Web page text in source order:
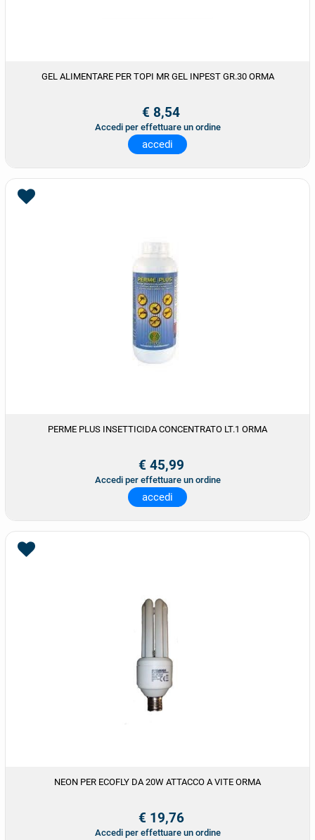
GEL ALIMENTARE PER TOPI MR GEL INPEST GR.30 ORMA
€ 8,54
Accedi per effettuare un ordine
accedi
PERME PLUS INSETTICIDA CONCENTRATO LT.1 ORMA
€ 45,99
Accedi per effettuare un ordine
accedi
NEON PER ECOFLY DA 20W ATTACCO A VITE ORMA
€ 19,76
Accedi per effettuare un ordine